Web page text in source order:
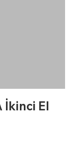
İkinci El